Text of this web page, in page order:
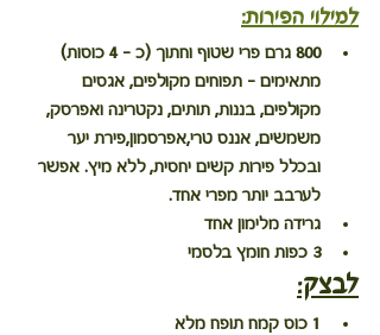
למילוי הפירות:
800 גרם פרי שטוף וחתוך (כ – 4 כוסות)
מתאימים – תפוחים מקולפים, אגסים
מקולפים, בננות, תותים, נקטרינה ואפרסק,
משמשים, אננס טרי,אפרסמון,פירת יער
ובכלל פירות קשים יחסית, ללא מיץ. אפשר
לערבב יותר מפרי אחד.
גרידה מלימון אחד
3 כפות חומץ בלסמי
לבצק:
1 כוס קמח תופח מלא